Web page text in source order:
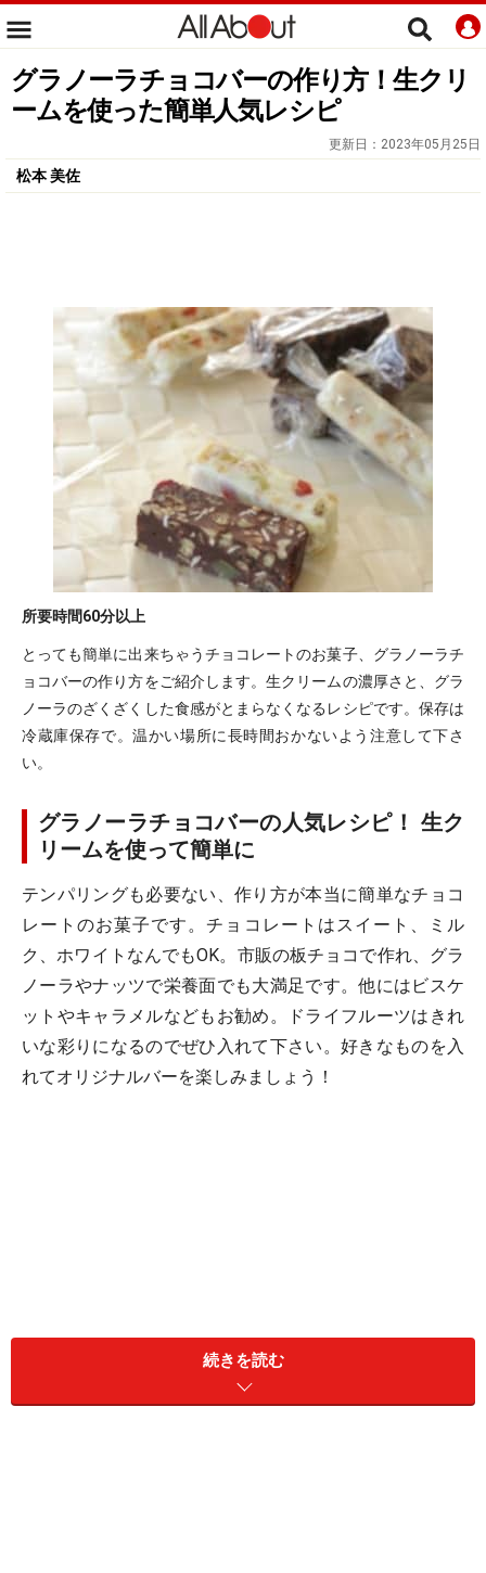
グラノーラチョコバーの作り方！生クリ
ームを使った簡単人気レシピ
更新日： 2023年05月25日
松本 美佐
所要時間60分以上
とっても簡単に出来ちゃうチョコレートのお菓子、グラノーラチ
ョコバーの作り方をご紹介します。生クリームの濃厚さと、グラ
ノーラのざくざくした食感がとまらなくなるレシピです。保存は
冷蔵庫保存で。温かい場所に長時間おかないよう注意して下さ
い。
グラノーラチョコバーの人気レシピ！ 生ク
リームを使って簡単に
テンパリングも必要ない、作り方が本当に簡単なチョコ
レートのお菓子です。チョコレートはスイート、ミル
ク、ホワイトなんでもOK。市販の板チョコで作れ、グラ
ノーラやナッツで栄養面でも大満足です。他にはビスケ
ットやキャラメルなどもお勧め。ドライフルーツはきれ
いな彩りになるのでぜひ入れて下さい。好きなものを入
れてオリジナルバーを楽しみましょう！
続きを読む